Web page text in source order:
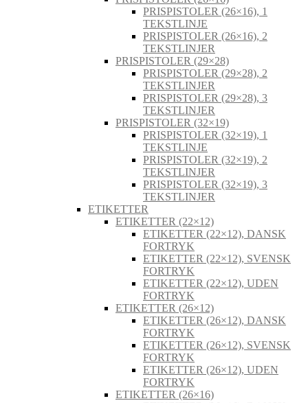
PRISPISTOLER (26×16), 1
TEKSTLINJE
PRISPISTOLER (26×16), 2
TEKSTLINJER
PRISPISTOLER (29×28)
PRISPISTOLER (29×28), 2
TEKSTLINJER
PRISPISTOLER (29×28), 3
TEKSTLINJER
PRISPISTOLER (32×19)
PRISPISTOLER (32×19), 1
TEKSTLINJE
PRISPISTOLER (32×19), 2
TEKSTLINJER
PRISPISTOLER (32×19), 3
TEKSTLINJER
ETIKETTER
ETIKETTER (22×12)
ETIKETTER (22×12), DANSK
FORTRYK
ETIKETTER (22×12), SVENSK
FORTRYK
ETIKETTER (22×12), UDEN
FORTRYK
ETIKETTER (26×12)
ETIKETTER (26×12), DANSK
FORTRYK
ETIKETTER (26×12), SVENSK
FORTRYK
ETIKETTER (26×12), UDEN
FORTRYK
ETIKETTER (26×16)